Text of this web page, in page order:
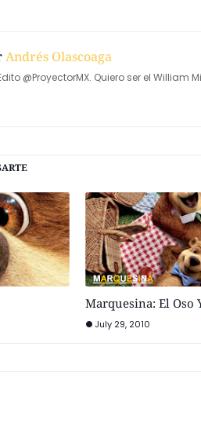
Andrés Olascoaga
@ProyectorMX. Quiero ser el
Marquesina: El Oso
July 29, 2010